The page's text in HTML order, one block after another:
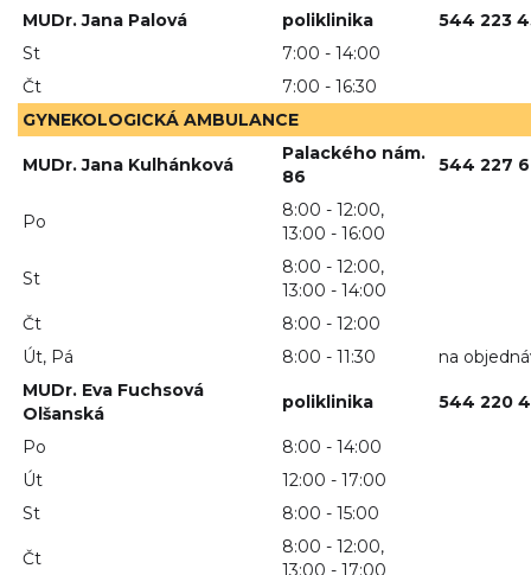
MUDr. Jana Palová
poliklinika
544 223
St
7:00 - 14:00
Čt
7:00 - 16:30
GYNEKOLOGICKÁ AMBULANCE
MUDr. Jana Kulhánková
Palackého nám.
86
544 227
Po
8:00 - 12:00,
13:00 - 16:00
St
8:00 - 12:00,
13:00 - 14:00
Čt
8:00 - 12:00
Út, Pá
8:00 - 11:30
na
MUDr. Eva Fuchsová
Olšanská
poliklinika 544 220
Po
8:00 - 14:00
Út
12:00 - 17:00
St
8:00 - 15:00
Čt
8:00 - 12:00,
13:00 - 17:00